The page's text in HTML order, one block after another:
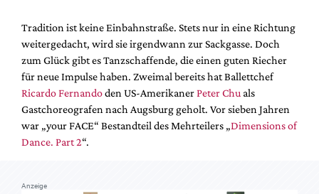
Autor:innen
Partner
Mediadaten
Suche
Tradition ist keine Einbahnstraße. Stets nur in eine Richtung
weitergedacht, wird sie irgendwann zur Sackgasse. Doch
zum Glück gibt es Tanzschaffende, die einen guten Riecher
für neue Impulse haben. Zweimal bereits hat Ballettchef
Ricardo Fernandoden US-AmerikanerPeter Chu als
Gastchoreografen nach Augsburg geholt. Vor sieben Jahren
war „your FACE“ Bestandteil des Mehrteilers „Dimensions of
Dance. Part 2“.
Anzeige